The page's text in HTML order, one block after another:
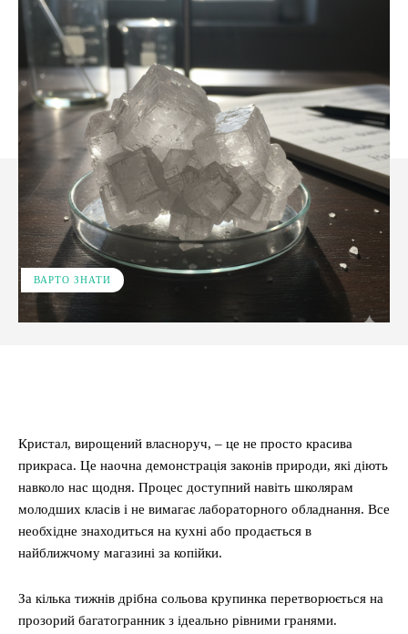
ВАРТО ЗНАТИ
Кристал, вирощений власноруч, – це не просто красива
прикраса. Це наочна демонстрація законів природи, які діють
навколо нас щодня. Процес доступний навіть школярам
молодших класів і не вимагає лабораторного обладнання. Все
необхідне знаходиться на кухні або продається в
найближчому магазині за копійки.
За кілька тижнів дрібна сольова крупинка перетворюється на
прозорий багатогранник з ідеально рівними гранями.